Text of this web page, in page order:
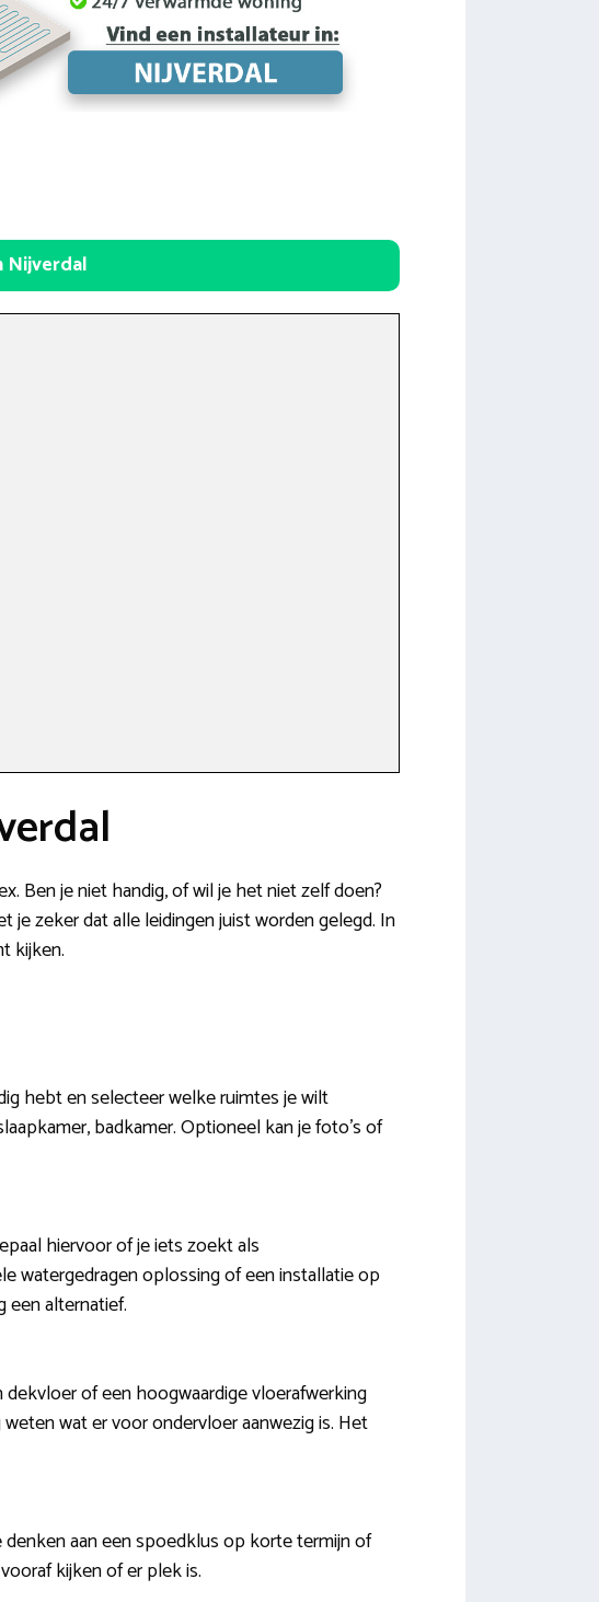
Nijverdal
Ben je niet handig, of wil je het niet zelf doen?
je zeker dat alle leidingen juist worden gelegd. In
kijken.
hebt en selecteer welke ruimtes je wilt
badkamer. Optioneel kan je foto’s of
hiervoor of je iets zoekt als
watergedragen oplossing of een installatie op
alternatief.
of een hoogwaardige vloerafwerking
wat er voor ondervloer aanwezig is. Het
aan een spoedklus op korte termijn of
kijken of er plek is.